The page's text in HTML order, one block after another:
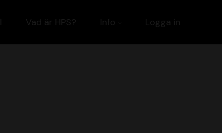
Vad är HPS? Info Logga in